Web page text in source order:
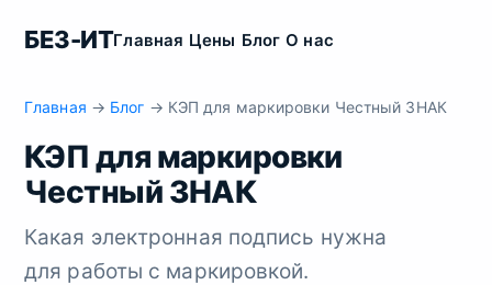
БЕЗ-ИТГлавная Цены Блог О нас
Главная → Блог → КЭП для маркировки Честный ЗНАК
КЭП для маркировки
Честный ЗНАК
Какая электронная подпись нужна
для работы с маркировкой.